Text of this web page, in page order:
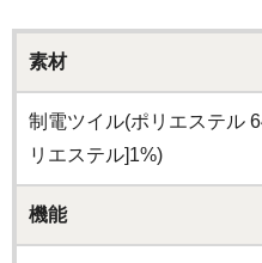
素材
制電ツイル(ポリエステル
リエステル]1%)
機能